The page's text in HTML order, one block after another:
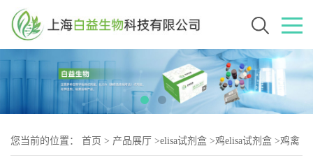
您当前的位置： 首页 > 产品展厅 >elisa试剂盒 >鸡elisa试剂盒 >鸡禽